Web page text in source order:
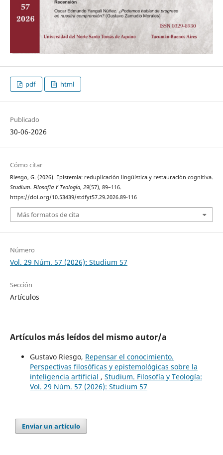
pdf html
Publicado
30-06-2026
Cómo citar
Riesgo, G. (2026). Epistemia: reduplicación lingüística y restauración cognitiva.
Studium. Filosofía Y Teología, 29(57), 89–116.
https://doi.org/10.53439/stdfyt57.29.2026.89-116
Más formatos de cita
Número
Vol. 29 Núm. 57 (2026): Studium 57
Sección
Artículos
Artículos más leídos del mismo autor/a
Gustavo Riesgo, Repensar el conocimiento.
Perspectivas filosóficas y epistemológicas sobre la
inteligencia artificial , Studium. Filosofía y Teología:
Vol. 29 Núm. 57 (2026): Studium 57
Enviar un artículo